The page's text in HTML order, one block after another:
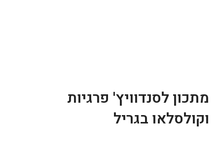
מתכון לסנדוויץ' פרגיות
וקולסלאו בגריל